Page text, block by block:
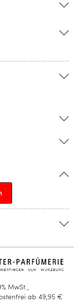
MwSt.,
ab 49,95 €